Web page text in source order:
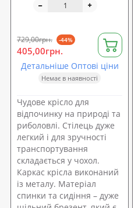
Павук (R28835)
729,00грн. -44%
405,00грн.
Детальніше Оптові ціни
Немає в наявності
Чудове крісло для
відпочинку на природі та
риболовлі. Стілець дуже
легкий і для зручності
транспортування
складається у чохол.
Каркас крісла виконаний
із металу. Матеріал
спинки та сидіння – дуже